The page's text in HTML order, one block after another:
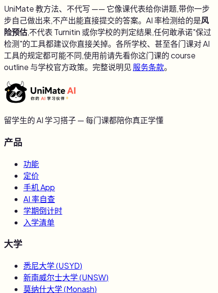
UniMate 教方法、不代写 —— 它像课代表给你讲题,带你一步
步自己做出来,不产出能直接提交的答案。AI 率检测给的是风
险预估,不代表 Turnitin 或你学校的判定结果,任何敢承诺"保过
检测"的工具都建议你直接关掉。各所学校、甚至各门课对 AI
工具的规定都可能不同,使用前请先看你这门课的 course
outline 与学校官方政策。完整说明见 服务条款。
留学生的 AI 学习搭子 — 每门课都陪你真正学懂
产品
功能
定价
手机 App
AI 率自查
学期倒计时
入学清单
大学
悉尼大学(USYD)
新南威尔士大学(UNSW)
莫纳什大学(Monash)